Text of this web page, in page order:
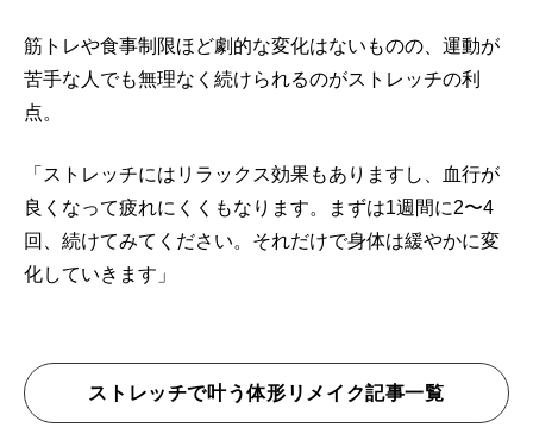
筋トレや食事制限ほど劇的な変化はないものの、運動が
苦手な人でも無理なく続けられるのがストレッチの利
点。
「ストレッチにはリラックス効果もありますし、血行が
良くなって疲れにくくもなります。まずは1週間に2〜4
回、続けてみてください。それだけで身体は緩やかに変
化していきます」
ストレッチで叶う体形リメイク記事一覧